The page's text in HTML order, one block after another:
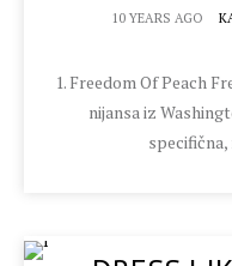
10 YEARS AGO
1. Freedom Of Peach
nijansa iz
specifična,